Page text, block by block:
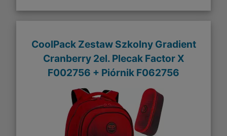
CoolPack Zestaw Szkolny Gradient
Cranberry 2el. Plecak Factor X
F002756 + Piórnik F062756